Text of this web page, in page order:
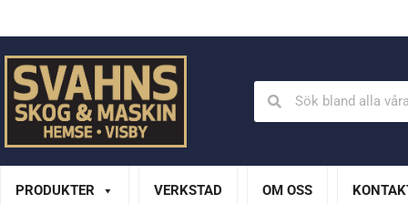
PRODUKTER VERKSTAD OM OSS